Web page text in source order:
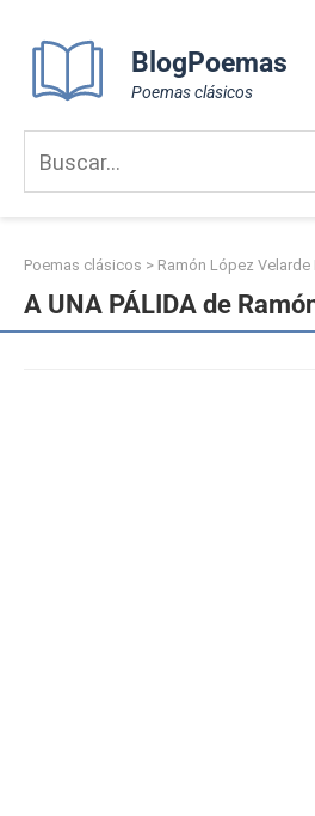
content
BlogPoemas
Poemas clásicos
Poemas clásicos > Ramón López Velarde
A UNA PÁLIDA de